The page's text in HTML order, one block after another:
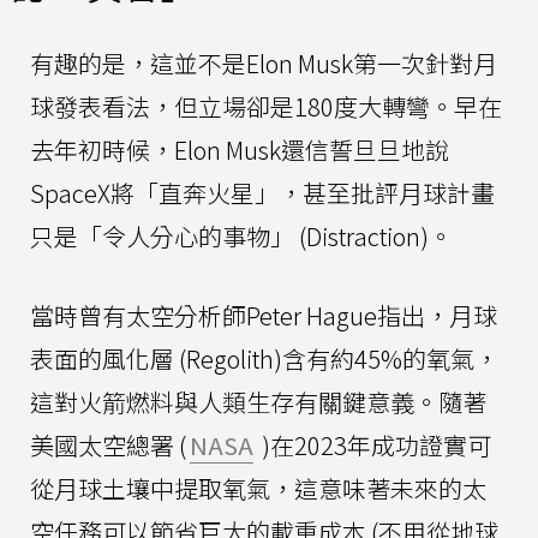
有趣的是，這並不是Elon Musk第一次針對月
球發表看法，但立場卻是180度大轉彎。早在
去年初時候，Elon Musk還信誓旦旦地說
SpaceX將「直奔火星」，甚至批評月球計畫
只是「令人分心的事物」 (Distraction)。
當時曾有太空分析師Peter Hague指出，月球
表面的風化層 (Regolith)含有約45%的氧氣，
這對火箭燃料與人類生存有關鍵意義。隨著
美國太空總署 (NASA )在2023年成功證實可
從月球土壤中提取氧氣，這意味著未來的太